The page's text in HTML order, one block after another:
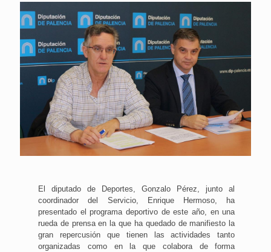
El diputado de Deportes, Gonzalo Pérez, junto al
coordinador del Servicio, Enrique Hermoso, ha
presentado el programa deportivo de este año, en una
rueda de prensa en la que ha quedado de manifiesto la
gran repercusión que tienen las actividades tanto
organizadas como en la que colabora de forma